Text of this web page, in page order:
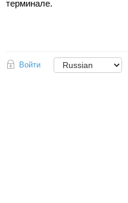
терминале.
Войти